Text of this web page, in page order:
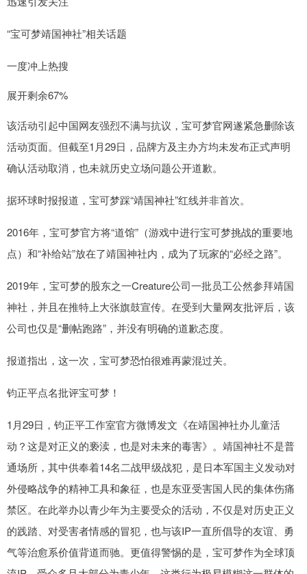
“宝可梦靖国神社”相关话题
一度冲上热搜
展开剩余67%
该活动引起中国网友强烈不满与抗议，宝可梦官网遂紧急删除该
活动页面。但截至1月29日，品牌方及主办方均未发布正式声明
确认活动取消，也未就历史立场问题公开道歉。
据环球时报报道，宝可梦踩“靖国神社”红线并非首次。
2016年，宝可梦官方将“道馆”（游戏中进行宝可梦挑战的重要地
点）和“补给站”放在了靖国神社内，成为了玩家的“必经之路”。
2019年，宝可梦的股东之一Creature公司一批员工公然参拜靖国
神社，并且在推特上大张旗鼓宣传。在受到大量网友批评后，该
公司也仅是“删帖跑路”，并没有明确的道歉态度。
报道指出，这一次，宝可梦恐怕很难再蒙混过关。
钧正平点名批评宝可梦！
1月29日，钧正平工作室官方微博发文《在靖国神社办儿童活
动？这是对正义的亵渎，也是对未来的毒害》。靖国神社不是普
通场所，其中供奉着14名二战甲级战犯，是日本军国主义发动对
外侵略战争的精神工具和象征，也是东亚受害国人民的集体伤痛
禁区。在此举办以青少年为主要受众的活动，不仅是对历史正义
的践踏、对受害者情感的冒犯，也与该IP一直所倡导的友谊、勇
气等治愈系价值背道而驰。更值得警惕的是，宝可梦作为全球顶